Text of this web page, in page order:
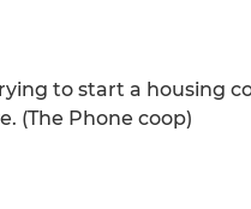
to start a housing
(The Phone coop)